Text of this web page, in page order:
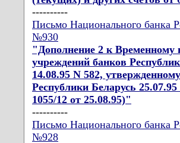
----------
Письмо Национального банка
№930
"Дополнение 2 к
учреждений банков
14.08.95 N 582,
Республики Беларусь
1055/12 от 25.08.95)"
----------
Письмо Национального банка
№928